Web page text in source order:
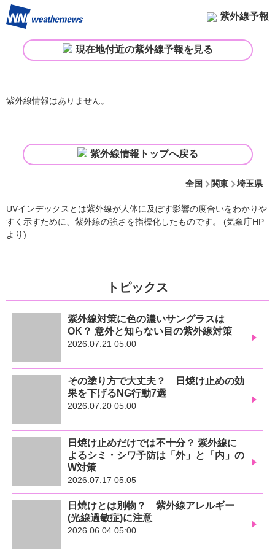
紫外線予報
現在地付近の紫外線予報を見る
紫外線情報はありません。
紫外線情報トップへ戻る
全国 関東 埼玉県
UVインデックスとは紫外線が人体に及ぼす影響の度合いをわかりや
すく示すために、紫外線の強さを指標化したものです。 (気象庁HP
より)
トピックス
紫外線対策に色の濃いサングラスは
OK？ 意外と知らない目の紫外線対策
2026.07.21 05:00
その塗り方で大丈夫？ 日焼け止めの効
果を下げるNG行動7選
2026.07.20 05:00
日焼け止めだけでは不十分？ 紫外線に
よるシミ・シワ予防は「外」と「内」の
W対策
2026.07.17 05:05
日焼けとは別物？ 紫外線アレルギー
(光線過敏症)に注意
2026.06.04 05:00